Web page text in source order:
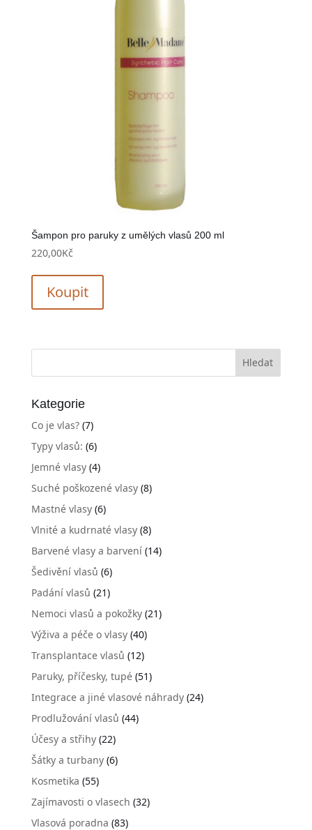
Šampon pro paruky z umělých vlasů 200 ml
220,00Kč
Koupit
Kategorie
Co je vlas?(7)
Typy vlasů: (6)
Jemné vlasy(4)
Suché poškozené vlasy(8)
Mastné vlasy(6)
Vlnité a kudrnaté vlasy(8)
Barvené vlasy a barvení(14)
Šedivění vlasů (6)
Padání vlasů (21)
Nemoci vlasů a pokožky(21)
Výživa a péče o vlasy(40)
Transplantace vlasů (12)
Paruky, příčesky, tupé(51)
Integrace a jiné vlasové náhrady(24)
Prodlužování vlasů (44)
Účesy a střihy(22)
Šátky a turbany(6)
Kosmetika (55)
Zajímavosti o vlasech (32)
Vlasová poradna (83)